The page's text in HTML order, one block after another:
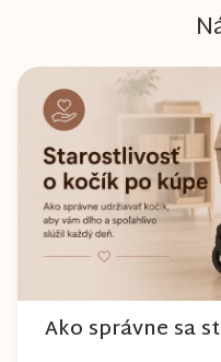
Ako správne sa